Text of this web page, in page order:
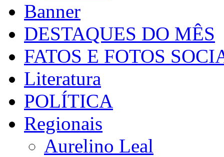
Banner
DESTAQUES DO MÊS
FATOS E FOTOS
Literatura
POLÍTICA
Regionais
Aurelino Leal